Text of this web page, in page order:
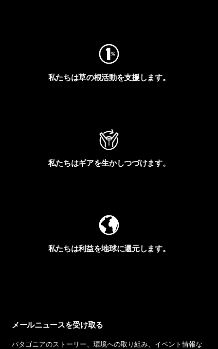
私たちは草の根活動を支援します。
私たちはギアを生かしつづけます。
私たちは利益を地球に還元します。
メールニュースを受け取る
パタゴニアのストーリー、環境への取り組み、イベント情報な